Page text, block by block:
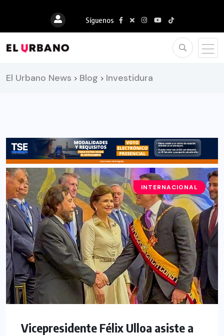
Síguenos
El Urbano News > Blog > Investidura
INTERNACIONAL
Vicepresidente Félix Ulloa asiste a